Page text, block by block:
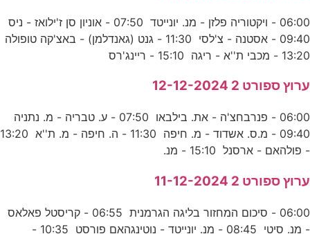
06:00 - ויקטוריה פלזן - מנ. יונייטד 07:50 - אוניון סן ז'ילואז - ניס
09:40 - אסטנה - צ'לסי 11:30 - גנט (גאנדלמן) - באצ'קה טופולה
13:20 - מכבי ת''א - ריגה 15:10 - ריינג'רס
ערוץ ספורט 2 12-12-2024
06:00 - פנרבחצ'ה - את. בילבאו 07:50 - ע. טבריה - מ. נתניה
09:40 - מ.ס. אשדוד - מ. חיפה 11:30 - ה. חיפה - מ. ת''א 13:20
- פולהאם - ארסנל 15:10 - מנ.
ערוץ ספורט 2 11-12-2024
06:00 - סיכום המחזור בליגה הגרמנית 06:55 - קריסטל פאלאס
- מנ. סיטי 08:45 - מנ. יונייטד - נוטינגהאם פורסט 10:35 -